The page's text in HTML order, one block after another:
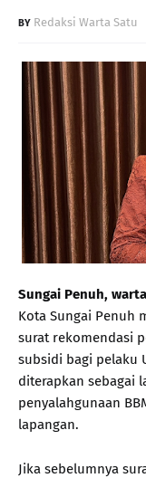
Redaksi Warta Satu
Sungai Penuh,
Kota Sungai Penuh
surat rekomendasi
subsidi bagi pelaku
diterapkan sebagai
penyalahgunaan
lapangan.
Jika sebelumnya